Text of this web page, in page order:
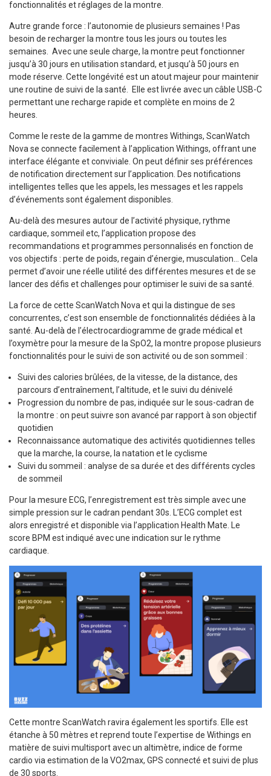
fonctionnalités et réglages de la montre.
Autre grande force : l’autonomie de plusieurs semaines ! Pas
besoin de recharger la montre tous les jours ou toutes les
semaines. Avec une seule charge, la montre peut fonctionner
jusqu’à 30 jours en utilisation standard, et jusqu’à 50 jours en
mode réserve. Cette longévité est un atout majeur pour maintenir
une routine de suivi de la santé. Elle est livrée avec un câble USB-C
permettant une recharge rapide et complète en moins de 2
heures.
Comme le reste de la gamme de montres Withings, ScanWatch
Nova se connecte facilement à l’application Withings, offrant une
interface élégante et conviviale. On peut définir ses préférences
de notification directement sur l’application. Des notifications
intelligentes telles que les appels, les messages et les rappels
d’événements sont également disponibles.
Au-delà des mesures autour de l’activité physique, rythme
cardiaque, sommeil etc, l’application propose des
recommandations et programmes personnalisés en fonction de
vos objectifs : perte de poids, regain d’énergie, musculation… Cela
permet d’avoir une réelle utilité des différentes mesures et de se
lancer des défis et challenges pour optimiser le suivi de sa santé.
La force de cette ScanWatch Nova et qui la distingue de ses
concurrentes, c’est son ensemble de fonctionnalités dédiées à la
santé. Au-delà de l’électrocardiogramme de grade médical et
l’oxymètre pour la mesure de la SpO2, la montre propose plusieurs
fonctionnalités pour le suivi de son activité ou de son sommeil :
Suivi des calories brûlées, de la vitesse, de la distance, des
parcours d’entraînement, l’altitude, et le suivi du dénivelé
Progression du nombre de pas, indiquée sur le sous-cadran de
la montre : on peut suivre son avancé par rapport à son objectif
quotidien
Reconnaissance automatique des activités quotidiennes telles
que la marche, la course, la natation et le cyclisme
Suivi du sommeil : analyse de sa durée et des différents cycles
de sommeil
Pour la mesure ECG, l’enregistrement est très simple avec une
simple pression sur le cadran pendant 30s. L’ECG complet est
alors enregistré et disponible via l’application Health Mate. Le
score BPM est indiqué avec une indication sur le rythme
cardiaque.
Cette montre ScanWatch ravira également les sportifs. Elle est
étanche à 50 mètres et reprend toute l’expertise de Withings en
matière de suivi multisport avec un altimètre, indice de forme
cardio via estimation de la VO2max, GPS connecté et suivi de plus
de 30 sports.